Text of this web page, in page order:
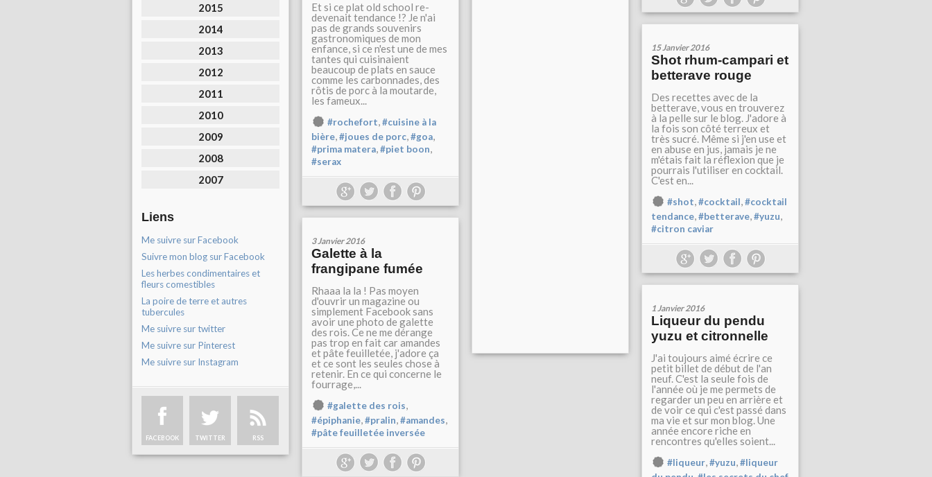
2015
2014
2013
2012
2011
2010
2009
2008
2007
Liens
Me suivre sur Facebook
Suivre mon blog sur Facebook
Les herbes condimentaires et
fleurs comestibles
La poire de terre et autres
tubercules
Me suivre sur twitter
Me suivre sur Pinterest
Me suivre sur Instagram
FACEBOOK TWITTER RSS
Et si ce plat old school re-
devenait tendance !? Je n'ai
pas de grands souvenirs
gastronomiques de mon
enfance, si ce n'est une de mes
tantes qui cuisinaient
beaucoup de plats en sauce
comme les carbonnades, des
rôtis de porc à la moutarde,
les fameux...
#rochefort,#cuisine à la
bière,#joues de porc,#goa,
#prima matera,#piet boon,
#serax
15 Janvier 2016
Shot rhum-campari et
betterave rouge
Des recettes avec de la
betterave, vous en trouverez
à la pelle sur le blog. J'adore à
la fois son côté terreux et
très sucré. Même si j'en use et
en abuse en jus, jamais je ne
m'étais fait la réflexion que je
pourrais l'utiliser en cocktail.
C'est en...
#shot,#cocktail,#cocktail
tendance,#betterave,#yuzu,
#citron caviar
3 Janvier 2016
Galette à la
frangipane fumée
Rhaaa la la ! Pas moyen
d'ouvrir un magazine ou
simplement Facebook sans
avoir une photo de galette
des rois. Ce ne me dérange
pas trop en fait car amandes
et pâte feuilletée, j'adore ça
et ce sont les seules chose à
retenir. En ce qui concerne le
fourrage,...
#galette des rois,
#épiphanie,#pralin,#amandes,
#pâte feuilletée inversée
1 Janvier 2016
Liqueur du pendu
yuzu et citronnelle
J'ai toujours aimé écrire ce
petit billet de début de l'an
neuf. C'est la seule fois de
l'année où je me permets de
regarder un peu en arrière et
de voir ce qui c'est passé dans
ma vie et sur mon blog. Une
année encore riche en
rencontres qu'elles soient...
#liqueur,#yuzu,#liqueur